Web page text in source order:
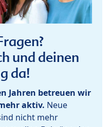
und deinen
da!
Jahren betreuen wir
aktiv. Neue
nicht mehr